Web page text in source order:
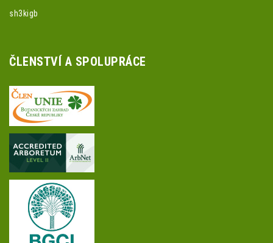
sh3kigb
ČLENSTVÍ A SPOLUPRÁCE